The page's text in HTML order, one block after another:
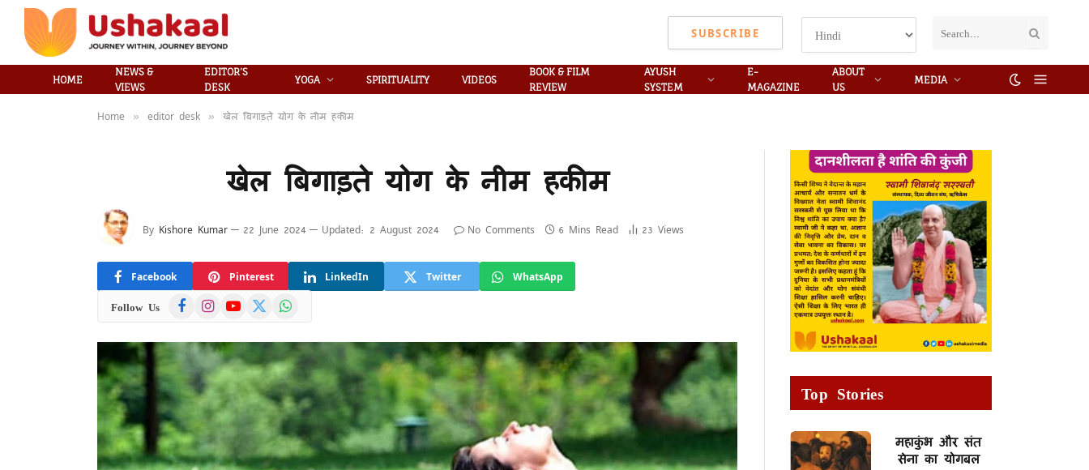
SUBSCRIBE
HOME
NEWS &
VIEWS
EDITOR’S
DESK
YOGA SPIRITUALITY VIDEOS
BOOK & FILM
REVIEW
AYUSH
SYSTEM
E-
MAGAZINE
ABOUT
US
MEDIA
Home » editor desk » खेल बिगाड़ते योग के नीम हकीम
खेल बिगाड़ते योग के नीम हकीम
By Kishore Kumar 22 June 2024 Updated: 2 August 2024 No Comments 6 Mins Read 23 Views
Facebook Pinterest LinkedIn Twitter WhatsApp
Follow Us FacebookInstagramYouTube
X
(Twitter)
WhatsApp
Top Stories
महाकुंभ और संत
सेना का योगबल